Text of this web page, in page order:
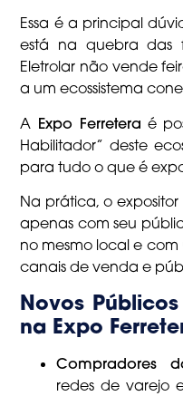
Essa é a principal
está na quebra das
Eletrolar não vende
a um ecossistema
A Expo Ferretera é
Habilitador” deste
para tudo o que é
Na prática, o
apenas com seu
no mesmo local e
canais de venda e
Novos
na Expo
Compradores
redes de varejo